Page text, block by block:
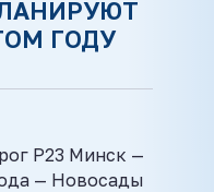
ГОДУ
Р23 Минск —
— Новосады